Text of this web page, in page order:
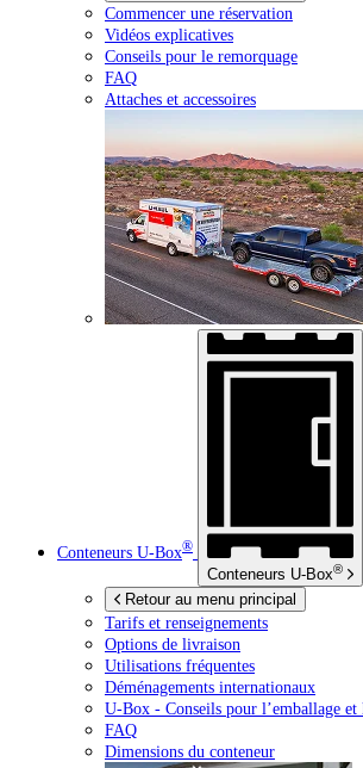
Commencer une réservation
Vidéos explicatives
Conseils pour le remorquage
FAQ
Attaches et accessoires
Conteneurs U-Box®
Conteneurs U-Box®
Retour au menu principal
Tarifs et renseignements
Options de livraison
Utilisations fréquentes
Déménagements internationaux
U-Box - Conseils pour l’emballage
FAQ
Dimensions du conteneur